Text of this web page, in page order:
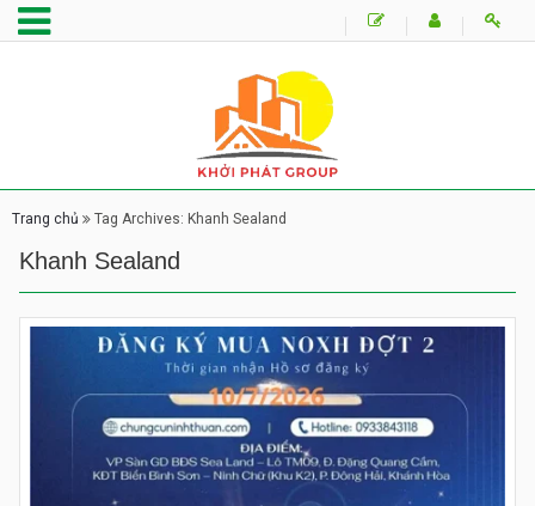
Trang chủ Tag Archives: Khanh Sealand
Khanh Sealand